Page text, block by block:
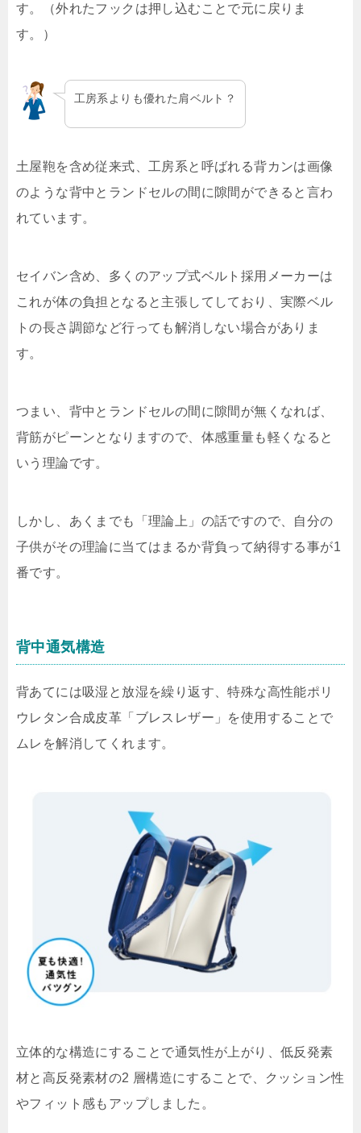
す。（外れたフックは押し込むことで元に戻りま
す。）
工房系よりも優れた肩ベルト？
土屋鞄を含め従来式、工房系と呼ばれる背カンは画像
のような背中とランドセルの間に隙間ができると言わ
れています。
セイバン含め、多くのアップ式ベルト採用メーカーは
これが体の負担となると主張してしており、実際ベル
トの長さ調節など行っても解消しない場合がありま
す。
つまい、背中とランドセルの間に隙間が無くなれば、
背筋がピーンとなりますので、体感重量も軽くなると
いう理論です。
しかし、あくまでも「理論上」の話ですので、自分の
子供がその理論に当てはまるか背負って納得する事が1
番です。
背中通気構造
背あてには吸湿と放湿を繰り返す、特殊な高性能ポリ
ウレタン合成皮革「ブレスレザー」を使用することで
ムレを解消してくれます。
立体的な構造にすることで通気性が上がり、低反発素
材と高反発素材の2 層構造にすることで、クッション性
やフィット感もアップしました。